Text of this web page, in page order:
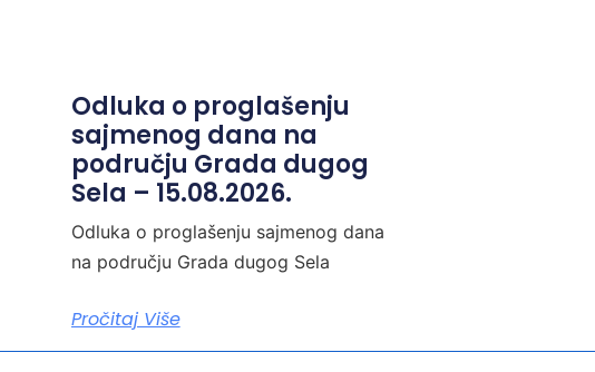
Odluka o proglašenju
sajmenog dana na
području Grada dugog
Sela – 15.08.2026.
Odluka o proglašenju sajmenog dana
na području Grada dugog Sela
Pročitaj Više